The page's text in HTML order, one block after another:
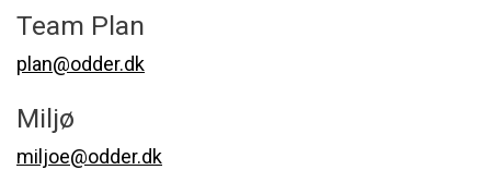
Team Plan
plan@odder.dk
Miljø
miljoe@odder.dk